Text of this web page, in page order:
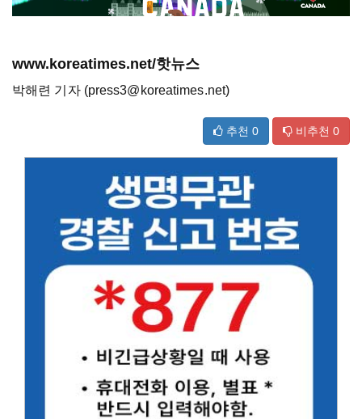
www.koreatimes.net/핫뉴스
박해련 기자 (press3@koreatimes.net)
추천 0 비추천 0